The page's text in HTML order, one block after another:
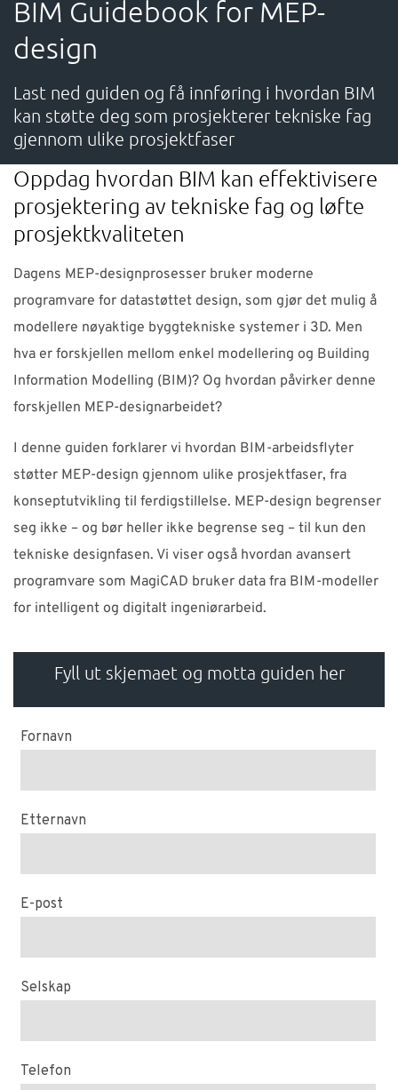
SUPPORT
WEBSHOP
Kontakt
Support: 482 04 400 (support-no@nti-group.com)
Sentralbord: 482 03 300 (post-no@nti-group.com)
Norge NTI Group Brasil Danmark Deutschland
France España Ireland Ísland Italia
Nederland
Suomi
Sverige UK
BIM Guidebook for MEP-
design
Last ned guiden og få innføring i hvordan BIM
kan støtte deg som prosjekterer tekniske fag
gjennom ulike prosjektfaser
Oppdag hvordan BIM kan effektivisere
prosjektering av tekniske fag og løfte
prosjektkvaliteten
Dagens MEP-designprosesser bruker moderne
programvare for datastøttet design, som gjør det mulig å
modellere nøyaktige byggtekniske systemer i 3D. Men
hva er forskjellen mellom enkel modellering og Building
Information Modelling (BIM)? Og hvordan påvirker denne
forskjellen MEP-designarbeidet?
I denne guiden forklarer vi hvordan BIM-arbeidsflyter
støtter MEP-design gjennom ulike prosjektfaser, fra
konseptutvikling til ferdigstillelse. MEP-design begrenser
seg ikke – og bør heller ikke begrense seg – til kun den
tekniske designfasen. Vi viser også hvordan avansert
programvare som MagiCAD bruker data fra BIM-modeller
for intelligent og digitalt ingeniørarbeid.
Fyll ut skjemaet og motta guiden her